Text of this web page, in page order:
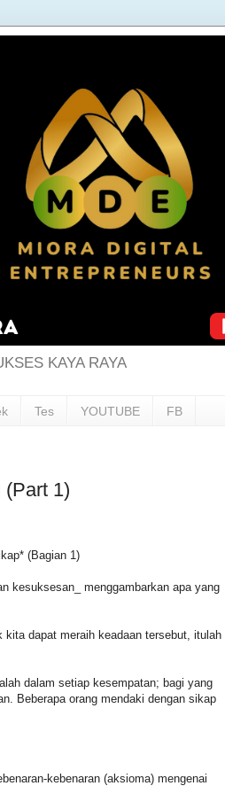
KAYA RAYA
Tes YOUTUBE FB
(Part 1)
(Bagian 1)
kesuksesan_ menggambarkan apa yang
kita dapat meraih keadaan tersebut, itulah
dalam setiap kesempatan; bagi yang
Beberapa orang mendaki dengan sikap
kebenaran (aksioma) mengenai